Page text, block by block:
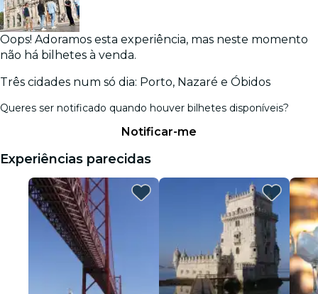
Oops! Adoramos esta experiência, mas neste momento
não há bilhetes à venda.
Três cidades num só dia: Porto, Nazaré e Óbidos
Queres ser notificado quando houver bilhetes disponíveis?
Notificar-me
Experiências parecidas